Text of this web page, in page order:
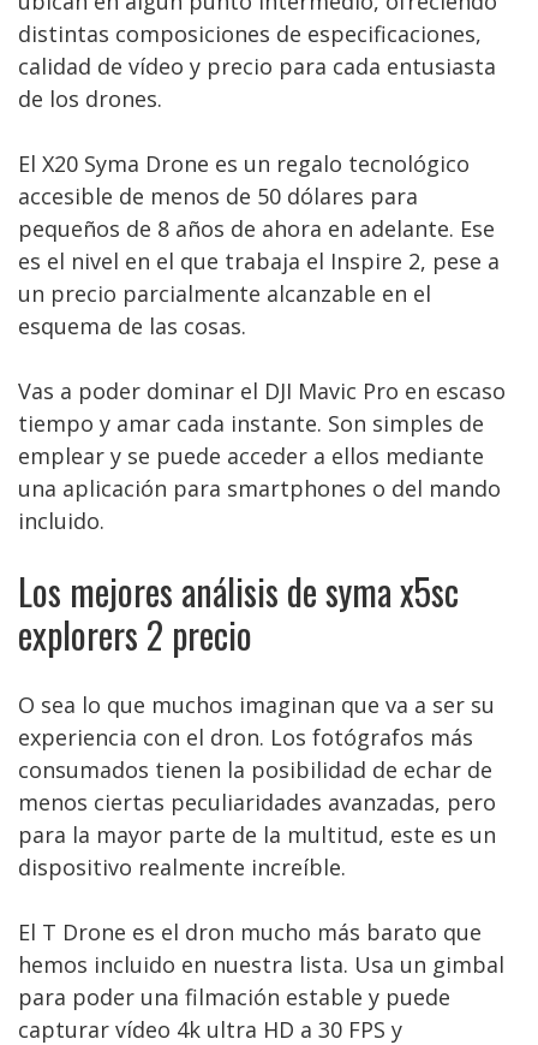
distintas composiciones de especificaciones,
calidad de vídeo y precio para cada entusiasta
de los drones.
El X20 Syma Drone es un regalo tecnológico
accesible de menos de 50 dólares para
pequeños de 8 años de ahora en adelante. Ese
es el nivel en el que trabaja el Inspire 2, pese a
un precio parcialmente alcanzable en el
esquema de las cosas.
Vas a poder dominar el DJI Mavic Pro en escaso
tiempo y amar cada instante. Son simples de
emplear y se puede acceder a ellos mediante
una aplicación para smartphones o del mando
incluido.
Los mejores análisis de syma x5sc
explorers 2 precio
O sea lo que muchos imaginan que va a ser su
experiencia con el dron. Los fotógrafos más
consumados tienen la posibilidad de echar de
menos ciertas peculiaridades avanzadas, pero
para la mayor parte de la multitud, este es un
dispositivo realmente increíble.
El T Drone es el dron mucho más barato que
hemos incluido en nuestra lista. Usa un gimbal
para poder una filmación estable y puede
capturar vídeo 4k ultra HD a 30 FPS y